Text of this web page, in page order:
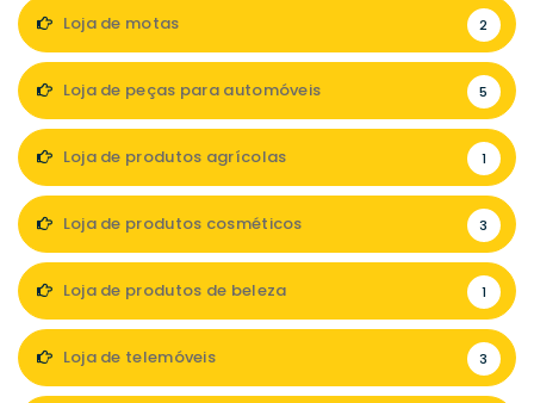
Loja de motas 2
Loja de peças para automóveis 5
Loja de produtos agrícolas 1
Loja de produtos cosméticos 3
Loja de produtos de beleza 1
Loja de telemóveis 3